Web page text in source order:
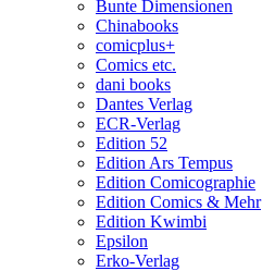
Bunte Dimensionen
Chinabooks
comicplus+
Comics etc.
dani books
Dantes Verlag
ECR-Verlag
Edition 52
Edition Ars Tempus
Edition Comicographie
Edition Comics & Mehr
Edition Kwimbi
Epsilon
Erko-Verlag